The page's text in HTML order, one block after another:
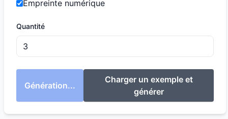
Empreinte numérique
Quantité
Génération...
Charger un exemple et
générer